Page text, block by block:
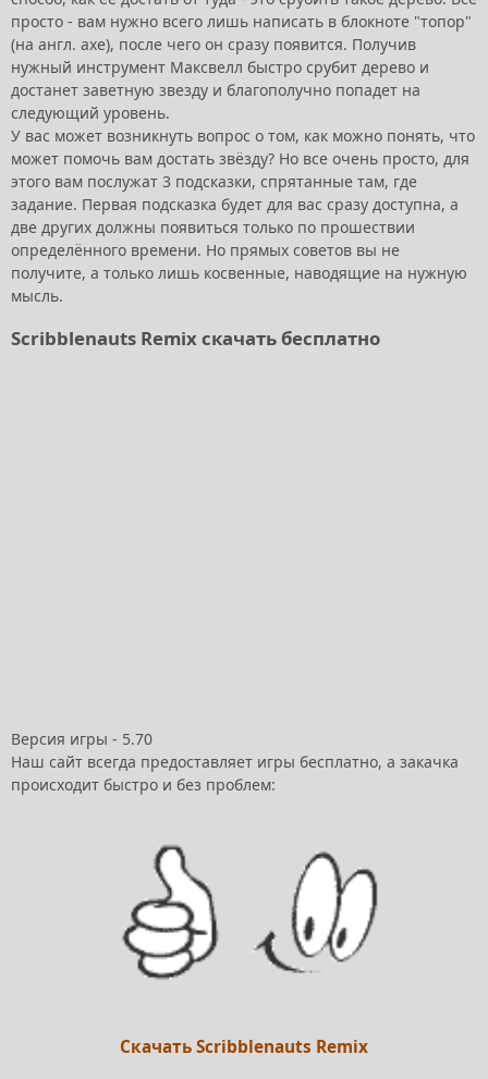
просто - вам нужно всего лишь написать в блокноте "топор"
(на англ. axe), после чего он сразу появится. Получив
нужный инструмент Максвелл быстро срубит дерево и
достанет заветную звезду и благополучно попадет на
следующий уровень.
У вас может возникнуть вопрос о том, как можно понять, что
может помочь вам достать звёзду? Но все очень просто, для
этого вам послужат 3 подсказки, спрятанные там, где
задание. Первая подсказка будет для вас сразу доступна, а
две других должны появиться только по прошествии
определённого времени. Но прямых советов вы не
получите, а только лишь косвенные, наводящие на нужную
мысль.
Scribblenauts Remix скачать бесплатно
Версия игры - 5.70
Наш сайт всегда предоставляет игры бесплатно, а закачка
происходит быстро и без проблем:
Скачать Scribblenauts Remix